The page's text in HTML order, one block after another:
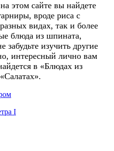
этом сайте вы найдете
вроде риса с
видах, так и более
блюда из шпината,
забудьте изучить другие
интересный лично вам
в «Блюдах из
I